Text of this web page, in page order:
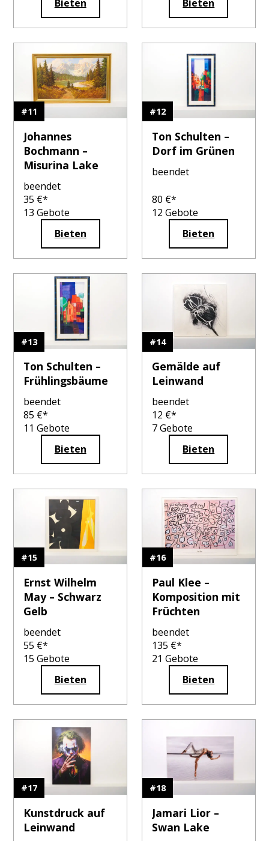
Bieten Bieten
#11
Johannes
Bochmann –
Misurina Lake
beendet
35 €*
13 Gebote
Bieten
#12
Ton Schulten –
Dorf im Grünen
beendet
80 €*
12 Gebote
Bieten
#13
Ton Schulten –
Frühlingsbäume
beendet
85 €*
11 Gebote
Bieten
#14
Gemälde auf
Leinwand
beendet
12 €*
7Gebote
Bieten
#15
Ernst Wilhelm
May – Schwarz
Gelb
beendet
55 €*
15 Gebote
Bieten
#16
Paul Klee –
Komposition mit
Früchten
beendet
135 €*
21 Gebote
Bieten
#17
Kunstdruck auf
Leinwand
#18
Jamari Lior –
Swan Lake